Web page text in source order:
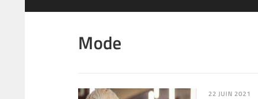
Mode
22 JUIN 2021